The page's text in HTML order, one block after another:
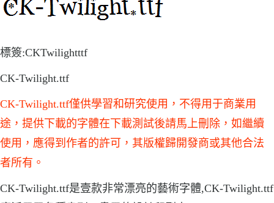
標簽:CKTwilightttf
CK-Twilight.ttf
CK-Twilight.ttf僅供學習和研究使用，不得用于商業用
途，提供下載的字體在下載測試後請馬上刪除，如繼續
使用，應得到作者的許可，其版權歸開發商或其他合法
者所有。
CK-Twilight.ttf是壹款非常漂亮的藝術字體,CK-Twilight.ttf